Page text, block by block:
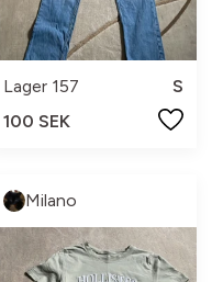
Lager 157
S
100 SEK
Milano